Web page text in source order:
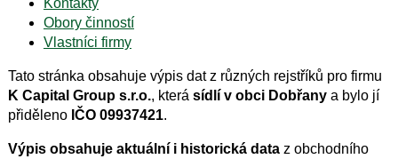
Obory činností
Vlastníci firmy
Tato stránka obsahuje výpis dat z různých rejstříků pro firmu
K Capital Group s.r.o., která sídlí v obci Dobřanya bylo jí
přiděleno IČO 09937421.
Výpis obsahuje aktuální i historická dataz obchodního